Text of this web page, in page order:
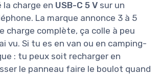
la charge en USB-C 5 V sur un
La marque annonce 3 à 5
charge complète, ça colle à peu
vu. Si tu es en van ou en camping-
: tu peux soit recharger en
le panneau faire le boulot quand